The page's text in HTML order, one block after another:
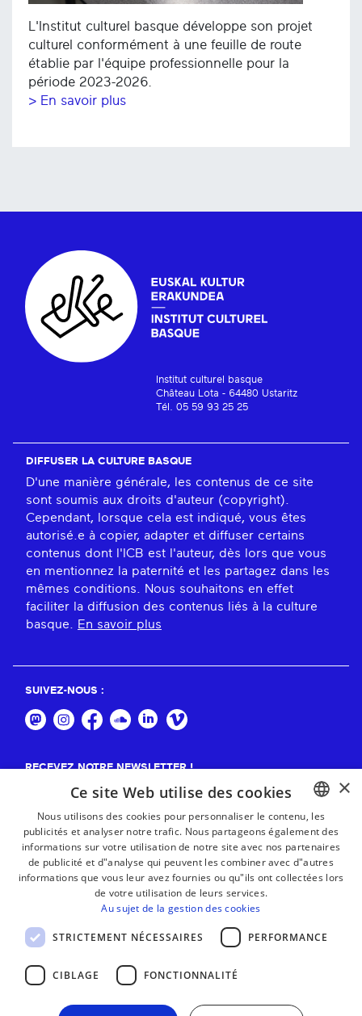
L'Institut culturel basque développe son projet
culturel conformément à une feuille de route
établie par l'équipe professionnelle pour la
période 2023-2026.
> En savoir plus
Institut culturel basque
Château Lota - 64480 Ustaritz
Tél. 05 59 93 25 25
DIFFUSER LA CULTURE BASQUE
D'une manière générale, les contenus de ce site
sont soumis aux droits d'auteur (copyright).
Cependant, lorsque cela est indiqué, vous êtes
autorisé.e à copier, adapter et diffuser certains
contenus dont l'ICB est l'auteur, dès lors que vous
en mentionnez la paternité et les partagez dans les
mêmes conditions. Nous souhaitons en effet
faciliter la diffusion des contenus liés à la culture
basque.
En savoir plus
SUIVEZ-NOUS :
RECEVEZ NOTRE NEWSLETTER !
BASQUE
FRENCH
×
Ce site Web utilise des cookies
Nous utilisons des cookies pour personnaliser le contenu, les
publicités et analyser notre trafic. Nous partageons également des
informations sur votre utilisation de notre site avec nos partenaires
de publicité et d"analyse qui peuvent les combiner avec d"autres
informations que vous leur avez fournies ou qu"ils ont collectées lors
de votre utilisation de leurs services.
Au sujet de la gestion des cookies
STRICTEMENT NÉCESSAIRES PERFORMANCE
CIBLAGE FONCTIONNALITÉ